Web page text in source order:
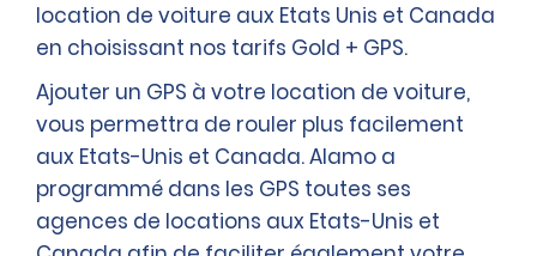
location de voiture aux Etats Unis et Canada
en choisissant nos tarifs Gold + GPS.
Ajouter un GPS à votre location de voiture,
vous permettra de rouler plus facilement
aux Etats-Unis et Canada. Alamo a
programmé dans les GPS toutes ses
agences de locations aux Etats-Unis et